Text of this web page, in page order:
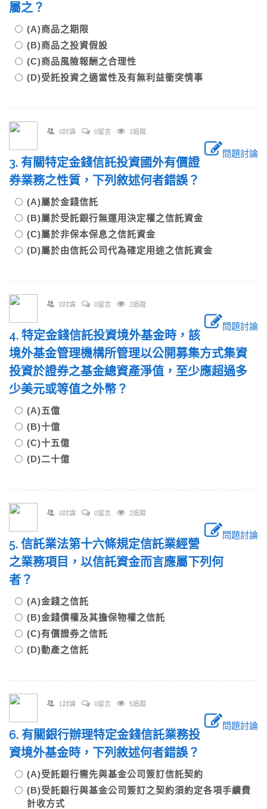
屬之？
(A)商品之期限
(B)商品之投資假設
(C)商品風險報酬之合理性
(D)受託投資之適當性及有無利益衝突情事
0討論 0留言 1追蹤
問題討論
3. 有關特定金錢信託投資國外有價證
券業務之性質，下列敘述何者錯誤？
(A)屬於金錢信託
(B)屬於受託銀行無運用決定權之信託資金
(C)屬於非保本保息之信託資金
(D)屬於由信託公司代為確定用途之信託資金
0討論 0留言 2追蹤
問題討論
4. 特定金錢信託投資境外基金時，該
境外基金管理機構所管理以公開募集方式集資
投資於證券之基金總資產淨值，至少應超過多
少美元或等值之外幣？
(A)五億
(B)十億
(C)十五億
(D)二十億
0討論 0留言 2追蹤
問題討論
5. 信託業法第十六條規定信託業經營
之業務項目，以信託資金而言應屬下列何
者？
(A)金錢之信託
(B)金錢債權及其擔保物權之信託
(C)有價證券之信託
(D)動產之信託
1討論 0留言 5追蹤
問題討論
6. 有關銀行辦理特定金錢信託業務投
資境外基金時，下列敘述何者錯誤？
(A)受託銀行需先與基金公司簽訂信託契約
(B)受託銀行與基金公司簽訂之契約須約定各項手續費
計收方式